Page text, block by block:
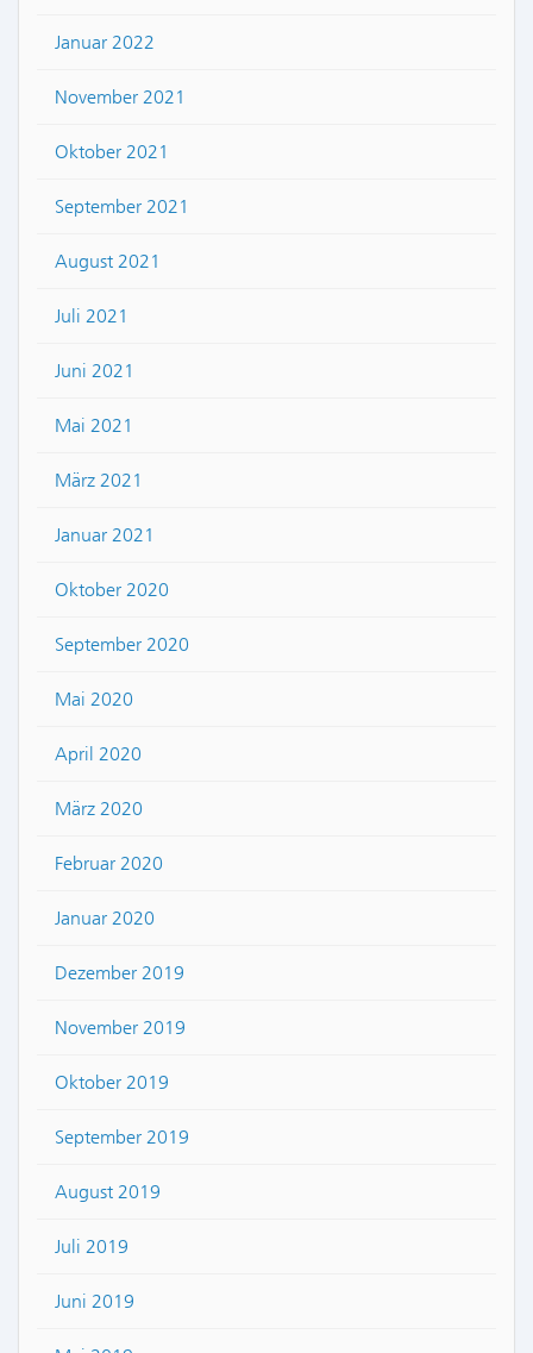
Januar 2022
November 2021
Oktober 2021
September 2021
August 2021
Juli 2021
Juni 2021
Mai 2021
März 2021
Januar 2021
Oktober 2020
September 2020
Mai 2020
April 2020
März 2020
Februar 2020
Januar 2020
Dezember 2019
November 2019
Oktober 2019
September 2019
August 2019
Juli 2019
Juni 2019